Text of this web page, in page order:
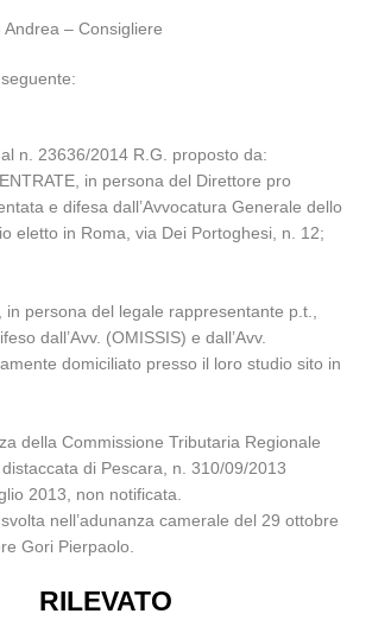
Andrea – Consigliere
n. 23636/2014 R.G. proposto da:
in persona del Direttore pro
e difesa dall’Avvocatura Generale dello
eletto in Roma, via Dei Portoghesi, n. 12;
in persona del legale rappresentante p.t.,
dall’Avv. (OMISSIS) e dall’Avv.
domiciliato presso il loro studio sito in
della Commissione Tributaria Regionale
distaccata di Pescara, n. 310/09/2013
2013, non notificata.
nell’adunanza camerale del 29 ottobre
Gori Pierpaolo.
RILEVATO